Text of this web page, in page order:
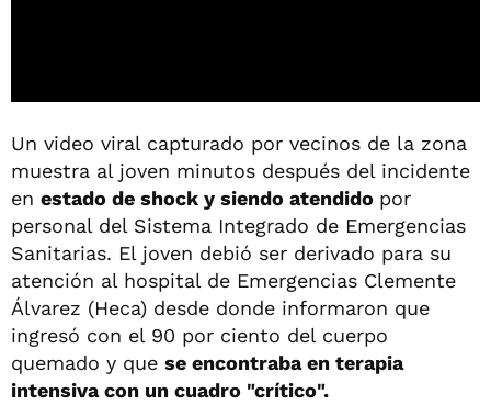
Un video viral capturado por vecinos de la zona
muestra al joven minutos después del incidente
en estado de shock y siendo atendido por
personal del Sistema Integrado de Emergencias
Sanitarias. El joven debió ser derivado para su
atención al hospital de Emergencias Clemente
Álvarez (Heca) desde donde informaron que
ingresó con el 90 por ciento del cuerpo
quemado y que se encontraba en terapia
intensiva con un cuadro "crítico".